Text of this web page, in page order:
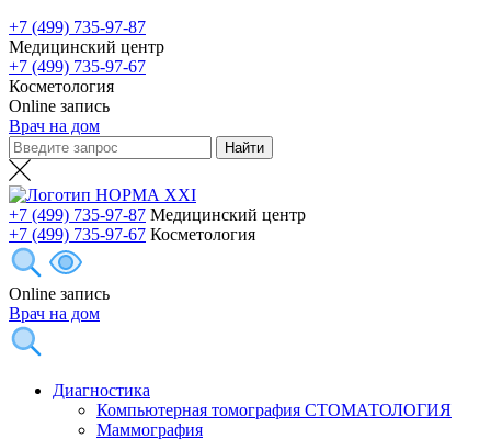
+7 (499) 735-97-87
Медицинский центр
+7 (499) 735-97-67
Косметология
Online запись
Врач на дом
+7 (499) 735-97-87 Медицинский центр
+7 (499) 735-97-67 Косметология
Online запись
Врач на дом
Диагностика
Компьютерная томография СТОМАТОЛОГИЯ
Маммография